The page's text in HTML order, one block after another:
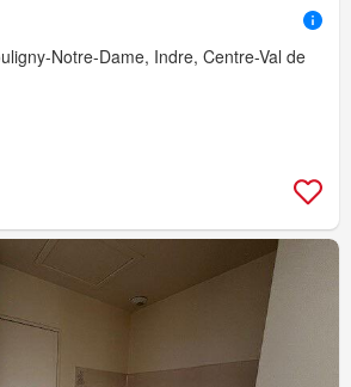
Notre-Dame, Indre, Centre-Val de